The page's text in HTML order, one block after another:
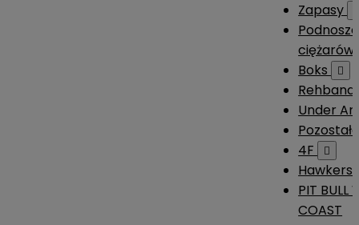
Zapasy
ciężarów
Boks

Rehband
Under
4F

Hawkers
PIT BULL
COAST